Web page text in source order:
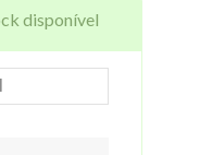
disponível